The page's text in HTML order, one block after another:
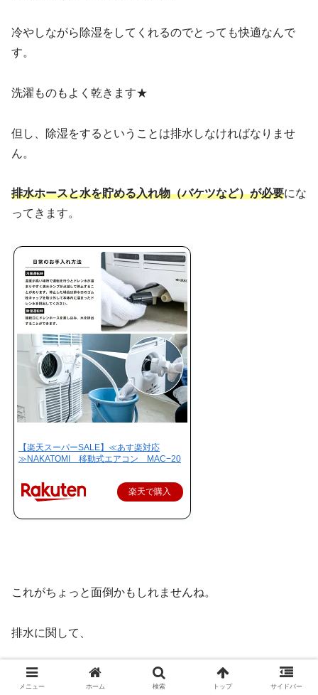
冷やしながら除湿をしてくれるのでとっても快適なんで
す。
洗濯ものもよく乾きます★
但し、除湿をするということは排水しなければなりませ
ん。
排水ホースと水を貯める入れ物（バケツなど）が必要にな
ってきます。
【楽天スーパーSALE】≪あす楽対応
≫NAKATOMI 移動式エアコン MAC−20
楽天で購入
これがちょっと面倒かもしれませんね。
排水に関して、
メニュー ホーム 検索 トップ サイドバー